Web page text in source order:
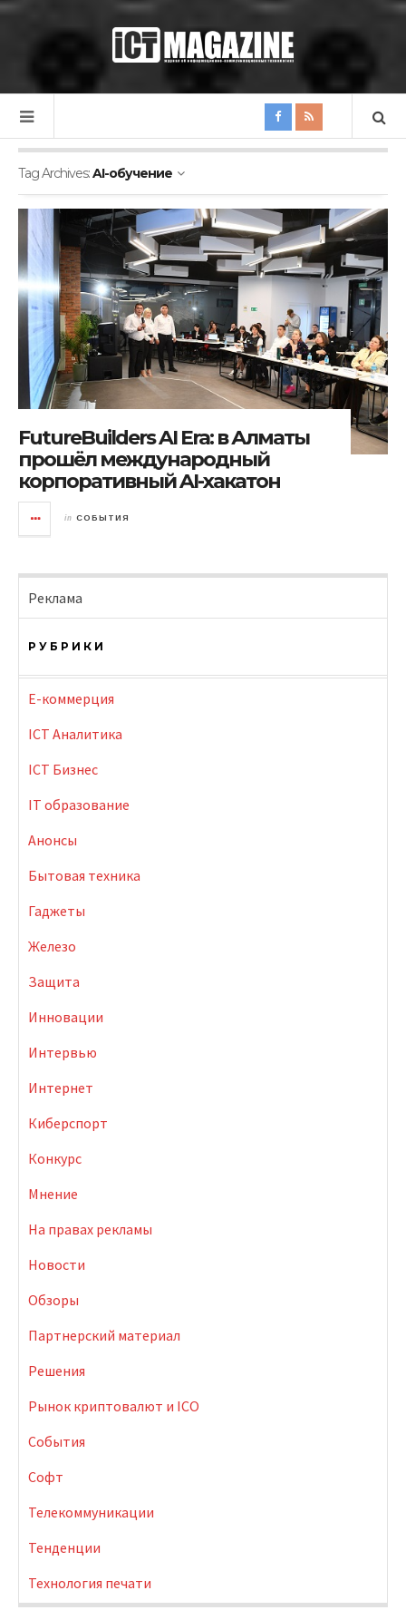
Tag Archives:AI-обучение
FutureBuilders AI Era: в Алматы
прошёл международный
корпоративный AI-хакатон
in СОБЫТИЯ
Реклама
РУБРИКИ
E-коммерция
ICT Аналитика
ICT Бизнес
IT образование
Анонсы
Бытовая техника
Гаджеты
Железо
Защита
Инновации
Интервью
Интернет
Киберспорт
Конкурс
Мнение
На правах рекламы
Новости
Обзоры
Партнерский материал
Решения
Рынок криптовалют и ICO
События
Софт
Телекоммуникации
Тенденции
Технология печати